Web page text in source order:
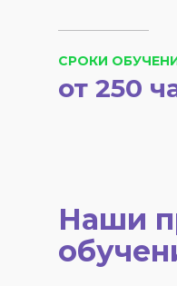
СРОКИ
от 250
Наши